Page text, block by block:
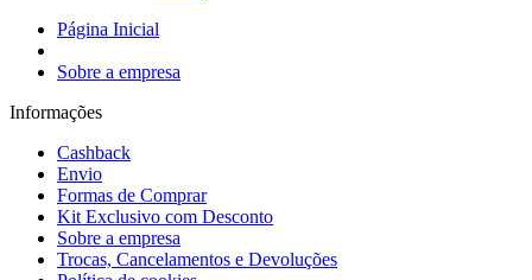
Página Inicial
Sobre a empresa
Informações
Cashback
Envio
Formas de Comprar
Kit Exclusivo com Desconto
Sobre a empresa
Trocas, Cancelamentos e Devoluções